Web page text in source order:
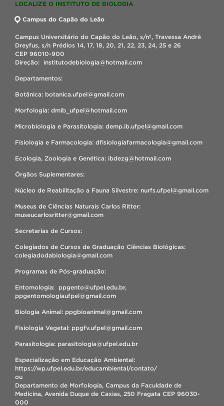
LOCALIZE O INSTITUTO DE BIOLOGIA
Campus do Capão do Leão
Campus Universitário do Capão do Leão, s/nº, Travessa André
Dreyfus, s/n Prédios 14, 17, 18, 20, 21, 22, 23, 24, 25 e 26
CEP 96010-900
Direção: institutodebiologia@hotmail.com
Departamentos:
Botânica: botanica.ufpel@gmail.com
Morfologia: dmib_ufpel@hotmail.com
Microbiologia e Parasitologia: demp.ib.ufpel@gmail.com
Fisiologia e Farmacologia: dfisiologiafarmacologia@gmail.com
Ecologia, Zoologia e Genética: ibdezg@hotmail.com
Órgãos Suplementares:
Núcleo de Reabilitação a Fauna Silvestre: nurfs.ufpel@gmail.com
Museus de Ciências Naturais Carlos Ritter:
museucarlosritter@gmail.com
Secretarias de Cursos:
Colegiados de Cursos de Graduação Ciências Biológicas:
colegiadodabiologia@gmail.com
Programas de Pós-graduação:
Entomologia: ppgento@ufpel.edu.br,
ppgentomologiaufpel@gmail.com
Biologia Animal: ppgbioanimal@gmail.com
Fisiologia Vegetal: ppgfv.ufpel@gmail.com
Parasitologia: parasitologia@ufpel.edu.br
Especialização em Educação Ambiental:
https://wp.ufpel.edu.br/educambiental/contato/
ou
Departamento de Morfologia, Campus da Faculdade de
Medicina, Avenida Duque de Caxias, 250 Fragata CEP 96030-
000